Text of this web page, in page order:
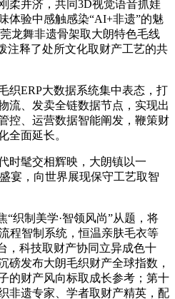
柔并济，共同3D视觉语音抓娃
体验中感触感染“AI+非遗”的魅
龙舞非遗骨架取大朗特色毛线
注释了处所文化取财产工艺的共
ERP大数据系统集中表态，打
流、发卖全链数据节点，实现出
控、运营数据智能阐发，鞭策财
全面延长。
髦交相辉映，大朗镇以一
宴，向世界展现保守工艺取智
制美学·智领风尚”从题，将
程智制系统，恒温亲肤毛衣等
，科技取财产协同立异成色十
磅发布大朗毛织财产全球指数，
的财产风向标取成长参考；第十
非遗专家、学者取财产精英，配